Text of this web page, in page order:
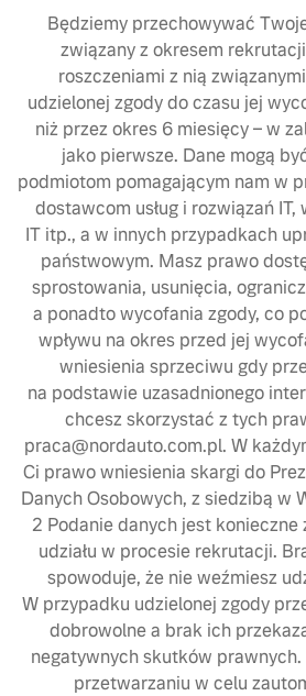
Będziemy przechowywać
związany z okresem
roszczeniami z nią
udzielonej zgody do czasu jej
niż przez okres 6 miesięcy – w
jako pierwsze. Dane mogą
podmiotom pomagającym nam w
dostawcom usług i rozwiązań
IT itp., a w innych przypadkach
państwowym. Masz prawo
sprostowania, usunięcia,
a ponadto wycofania zgody, co
wpływu na okres przed jej
wniesienia sprzeciwu gdy
na podstawie uzasadnionego
chcesz skorzystać z tych
praca@nordauto.com.pl. W
Ci prawo wniesienia skargi do
Danych Osobowych, z siedzibą w
2 Podanie danych jest konieczne
udziału w procesie rekrutacji.
spowoduje, że nie weźmiesz
W przypadku udzielonej zgody
dobrowolne a brak ich
negatywnych skutków
przetwarzaniu w celu